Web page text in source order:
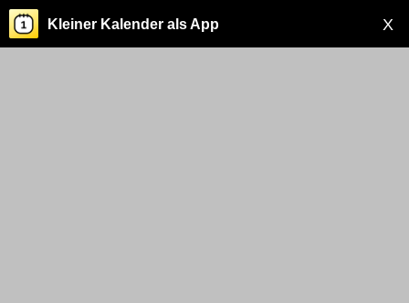
X
Kleiner Kalender als App